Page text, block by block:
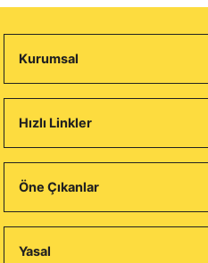
Kurumsal
Hızlı Linkler
Öne Çıkanlar
Yasal